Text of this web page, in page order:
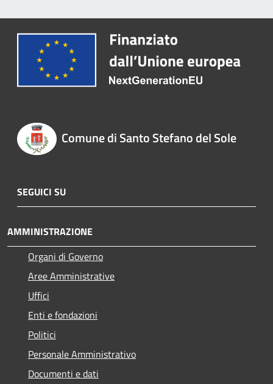
Comune di Santo Stefano del Sole
SEGUICI SU
AMMINISTRAZIONE
Organi di Governo
Aree Amministrative
Uffici
Enti e fondazioni
Politici
Personale Amministrativo
Documenti e dati